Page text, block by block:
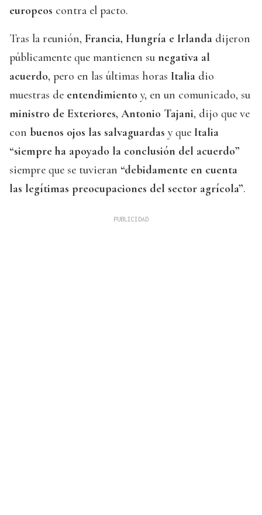
europeos contra el pacto.
Tras la reunión, Francia, Hungría e Irlanda dijeron
públicamente que mantienen su negativa al
acuerdo, pero en las últimas horas Italia dio
muestras de entendimiento y, en un comunicado, su
ministro de Exteriores, Antonio Tajani, dijo que ve
con buenos ojos las salvaguardas y que Italia
“siempre ha apoyado la conclusión del acuerdo”
siempre que se tuvieran “debidamente en cuenta
las legítimas preocupaciones del sector agrícola”.